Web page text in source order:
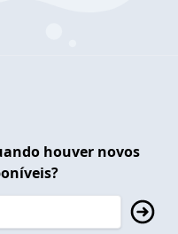
houver novos